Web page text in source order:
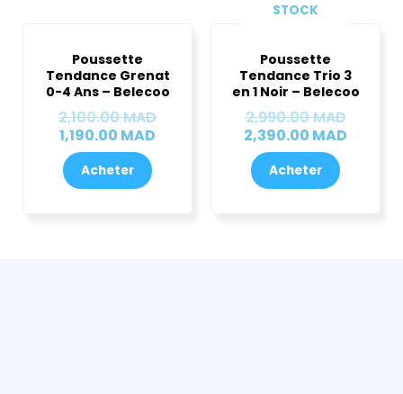
Poussette
Tendance Grenat
0-4 Ans – Belecoo
2,100.00MAD
initial
était :
1,190.00 MAD
actuel
est :
Acheter
STOCK
Poussette
Tendance Trio 3
en 1 Noir – Belecoo
2,990.00MAD
initial
était :
2,390.00 MAD
actuel
est :
Acheter